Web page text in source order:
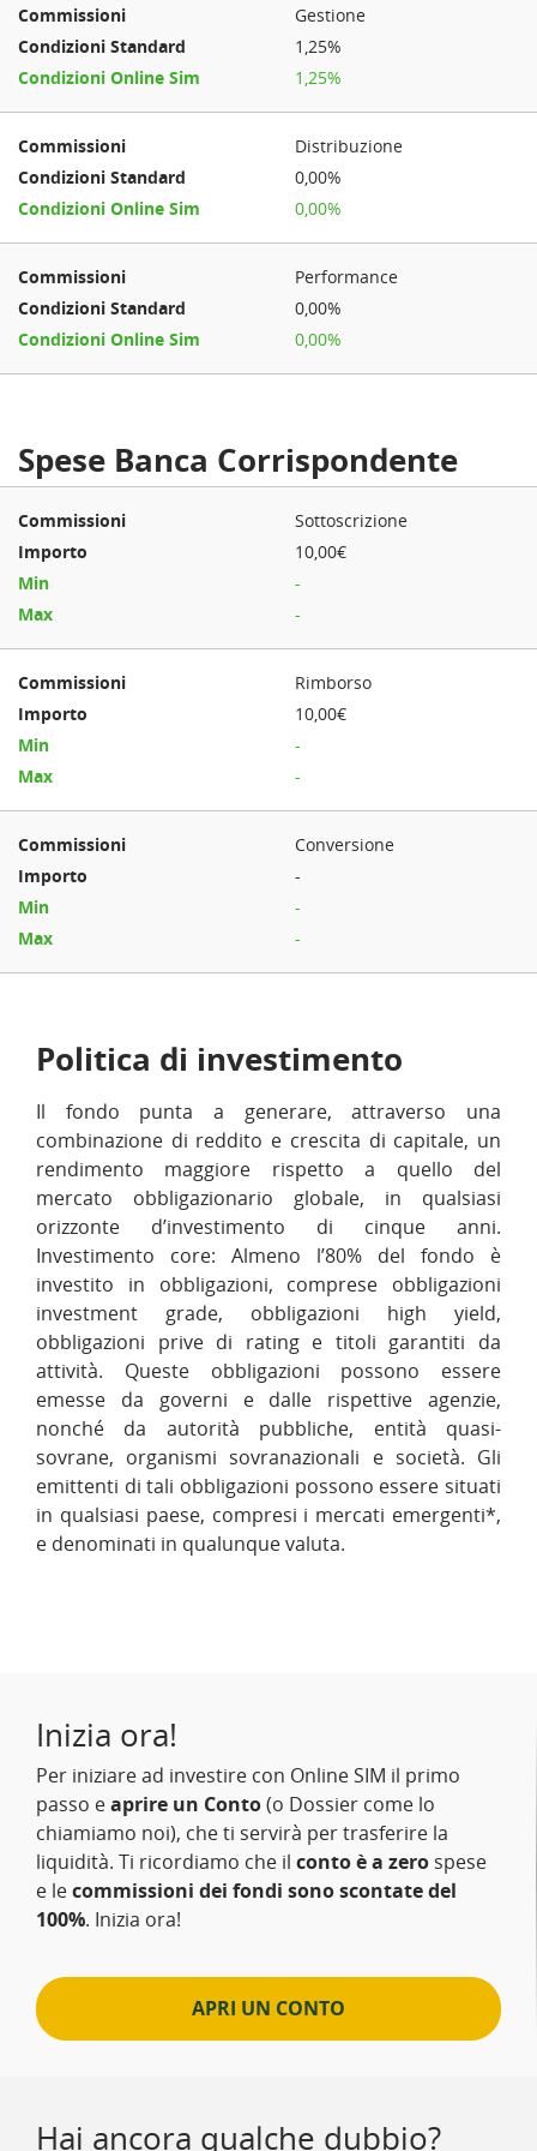
Gestione
1,25%
1,25%
Distribuzione
0,00%
0,00%
Performance
0,00%
0,00%
Spese Banca Corrispondente
Sottoscrizione
10,00€
-
-
Rimborso
10,00€
-
-
Conversione
-
-
-
Politica di investimento
Il fondo punta a generare, attraverso una
combinazione di reddito e crescita di capitale, un
rendimento maggiore rispetto a quello del
mercato obbligazionario globale, in qualsiasi
orizzonte d’investimento di cinque anni.
Investimento core: Almeno l’80% del fondo è
investito in obbligazioni, comprese obbligazioni
investment grade, obbligazioni high yield,
obbligazioni prive di rating e titoli garantiti da
attività. Queste obbligazioni possono essere
emesse da governi e dalle rispettive agenzie,
nonché da autorità pubbliche, entità quasi-
sovrane, organismi sovranazionali e società. Gli
emittenti di tali obbligazioni possono essere situati
in qualsiasi paese, compresi i mercati emergenti*,
e denominati in qualunque valuta.
Inizia ora!
Per iniziare ad investire con Online SIM il primo
passo eaprire un Conto(o Dossier come lo
chiamiamo noi), che ti servirà per trasferire la
liquidità. Ti ricordiamo che il conto è a zero spese
e lecommissioni dei fondi sono scontate del
100%. Inizia ora!
APRI UN CONTO
Hai ancora qualche dubbio?